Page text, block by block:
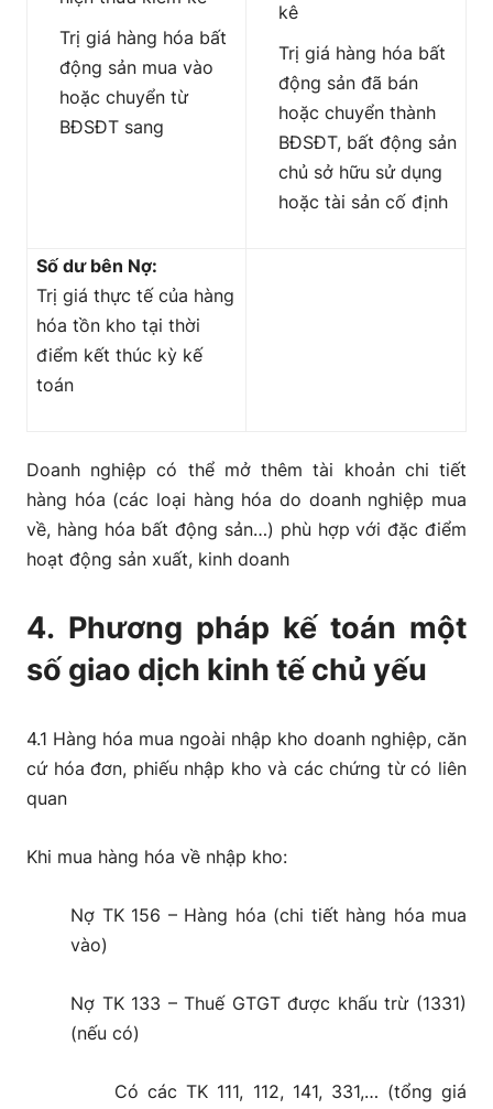
Trị giá hàng hóa bất
động sản mua vào
hoặc chuyển từ
BĐSĐT sang
kê
Trị giá hàng hóa bất
động sản đã bán
hoặc chuyển thành
BĐSĐT, bất động sản
chủ sở hữu sử dụng
hoặc tài sản cố định
Số dư bên Nợ:
Trị giá thực tế của hàng
hóa tồn kho tại thời
điểm kết thúc kỳ kế
toán
Doanh nghiệp có thể mở thêm tài khoản chi tiết
hàng hóa (các loại hàng hóa do doanh nghiệp mua
về, hàng hóa bất động sản…) phù hợp với đặc điểm
hoạt động sản xuất, kinh doanh
4. Phương pháp kế toán một
số giao dịch kinh tế chủ yếu
4.1 Hàng hóa mua ngoài nhập kho doanh nghiệp, căn
cứ hóa đơn, phiếu nhập kho và các chứng từ có liên
quan
Khi mua hàng hóa về nhập kho:
Nợ TK 156 – Hàng hóa (chi tiết hàng hóa mua
vào)
Nợ TK 133 – Thuế GTGT được khấu trừ (1331)
(nếu có)
Có các TK 111, 112, 141, 331,… (tổng giá